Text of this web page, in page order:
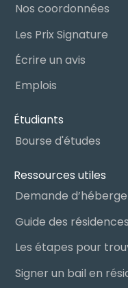
Nos coordonnées
Les Prix Signature
Écrire un avis
Emplois
Étudiants
Bourse d'études
Ressources utiles
Demande
Guide des